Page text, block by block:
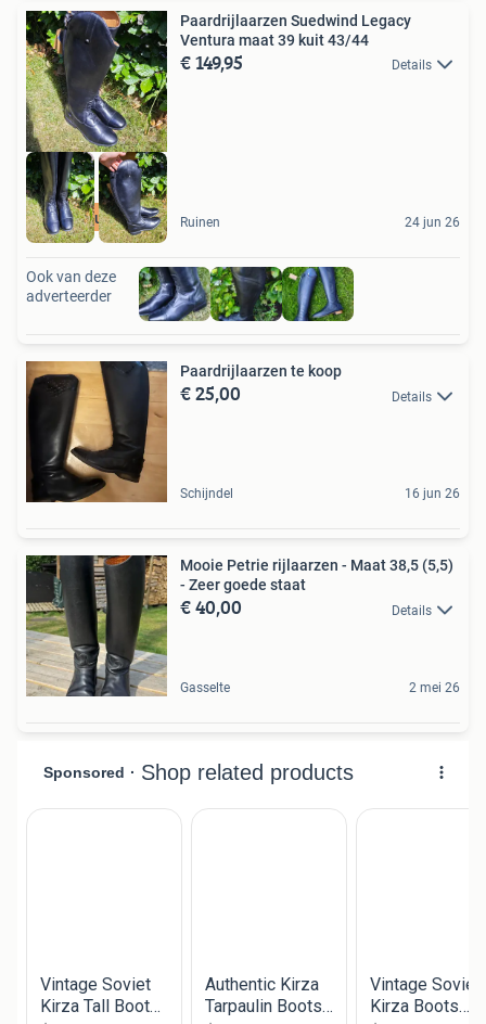
Grote kuitmaat
Paardrijlaarzen Suedwind Legacy
Ventura maat 39 kuit 43/44
€ 149,95 Details
Ruinen 24 jun 26
Ook van deze
adverteerder
Paardrijlaarzen te koop
€ 25,00 Details
Schijndel 16 jun 26
Mooie Petrie rijlaarzen - Maat 38,5 (5,5)
- Zeer goede staat
€ 40,00 Details
Gasselte 2 mei 26